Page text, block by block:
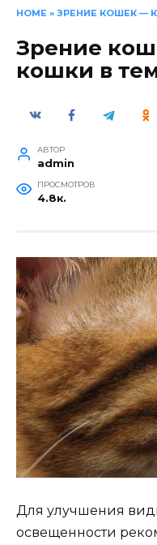
HOME » ЗРЕНИЕ КОШЕК —
Зрение
кошки в
АВТОР
admin
ПРОСМОТРОВ
4.8к.
Для улучшения
освещенности